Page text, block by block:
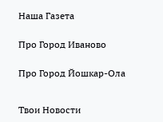
Наша Газета
Про Город Иваново
Про Город Йошкар-Ола
Твои Новости